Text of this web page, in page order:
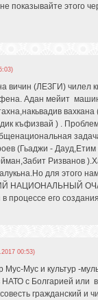
показывайте этого
вичин (ЛЕЗГИ) чилел
фена. Адан мейит
вахкана
къфизвай ) .
(Гьаджи -
Ризванов
для этого
НАЦИОНАЛЬНЫЙ
процессе его
00:53)
Мус-Мус и культур -
НАТО с Болгарией
гражданский и